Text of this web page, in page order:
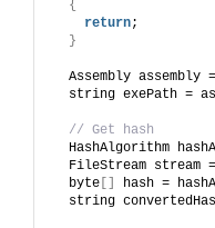
{
return;
}
Assembly assembly
string exePath =
// Get hash
HashAlgorithm
FileStream stream
  byte
hash =
string